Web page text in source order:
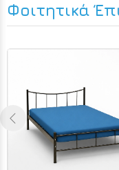
Φοιτητικά